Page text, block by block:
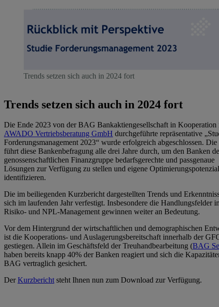
Trends setzen sich auch in 2024 fort
Trends setzen sich auch in 2024 fort
Die Ende 2023 von der BAG Bankaktiengesellschaft in Kooperation
AWADO Vertriebsberatung GmbH durchgeführte repräsentative
Forderungsmanagement 2023“ wurde erfolgreich abgeschlossen.
führt diese Bankenbefragung alle drei Jahre durch, um den Banken
genossenschaftlichen Finanzgruppe bedarfsgerechte und passgenaue
Lösungen zur Verfügung zu stellen und eigene
identifizieren.
Die im beiliegenden Kurzbericht dargestellten Trends und
sich im laufenden Jahr verfestigt. Insbesondere die Handlungsfelder
Risiko- und NPL-Management gewinnen weiter an Bedeutung.
Vor dem Hintergrund der wirtschaftlichen und demographischen
ist die Kooperations- und Auslagerungsbereitschaft innerhalb der
gestiegen. Allein im Geschäftsfeld der Treuhandbearbeitung (BAG
haben bereits knapp 40% der Banken reagiert und sich die
BAG vertraglich gesichert.
DerKurzberichtsteht Ihnen nun zum Download zur Verfügung.